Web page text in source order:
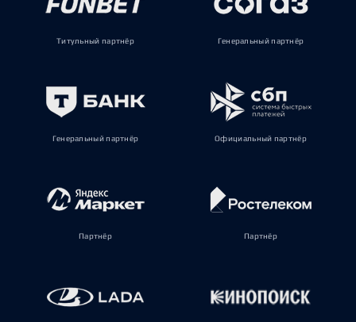
Титульный партнёр Генеральный партнёр
Генеральный партнёр Официальный партнёр
Партнёр Партнёр